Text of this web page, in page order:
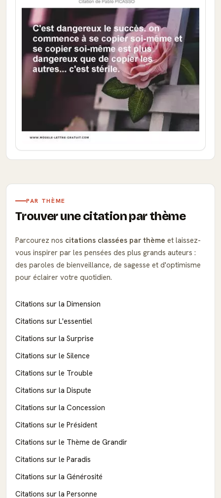
PAR THÈME
Trouver une citation par thème
Parcourez nos citations classées par thème et laissez-
vous inspirer par les pensées des plus grands auteurs :
des paroles de bienveillance, de sagesse et d'optimisme
pour éclairer votre quotidien.
Citations sur la Dimension
Citations sur L'essentiel
Citations sur la Surprise
Citations sur le Silence
Citations sur le Trouble
Citations sur la Dispute
Citations sur la Concession
Citations sur le Président
Citations sur le Thème de Grandir
Citations sur le Paradis
Citations sur la Générosité
Citations sur la Personne